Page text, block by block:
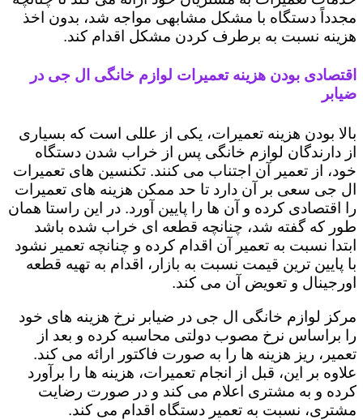
مجدداً دستگاه با مشکل مشابهی مواجه شد، بدون اخذ
هزینه نسبت به برطرف کردن مشکل اقدام کند.
اقتصادی بودن هزینه تعمیرات لوازم خانگی ال جی در
ضیابر
بالا بودن هزینه تعمیرات، یکی از عللی است که بسیاری
از دارندگان لوازم خانگی پس از خراب شدن دستگاه
خود، از تعمیر آن اجتناب می کنند. تکنسین های تعمیرات
ال جی سعی بر آن دارد تا حد ممکن هزینه های تعمیرات
را اقتصادی کرده و آن ها را پایین آورد. در این راستا همان
طور که گفته شد، چنانچه قطعه ای خراب شده باشد
ابتدا نسبت به تعمیر آن اقدام کرده و چنانچه تعمیر نشود
با پایین ترین قیمت نسبت به بازار، اقدام به تهیه قطعه
اورجینال و تعویض آن می کند.
مرکز لوازم خانگی ال جی در ضیابر نرخ هزینه های خود
را براساس نرخ مصوب دولتی محاسبه کرده و بعد از
تعمیر، ریز هزینه ها را به صورت فاکتور ارائه می کند.
علاوه بر این، قبل از انجام تعمیرات، هزینه ها را برآورد
کرده و به مشتری اعلام می کند و در صورت رضایت
مشتری، نسبت به تعمیر دستگاه اقدام می کند.